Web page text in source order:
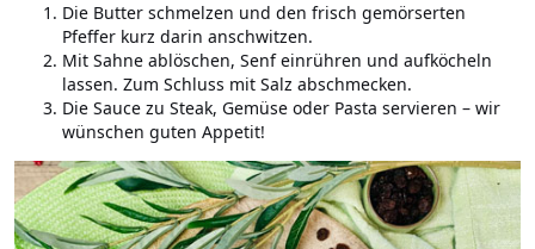
Die Butter schmelzen und den frisch gemörserten
Pfeffer kurz darin anschwitzen.
Mit Sahne ablöschen, Senf einrühren und aufköcheln
lassen. Zum Schluss mit Salz abschmecken.
Die Sauce zu Steak, Gemüse oder Pasta servieren – wir
wünschen guten Appetit!